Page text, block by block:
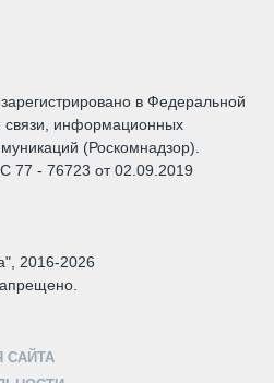
в Федеральной
связи, информационных
(Роскомнадзор).
77 - 76723 от 02.09.2019
2016-2026
САЙТА